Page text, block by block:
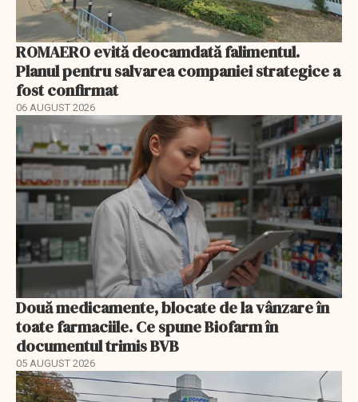
ROMAERO evită deocamdată falimentul.
Planul pentru salvarea companiei strategice a
fost confirmat
06 AUGUST 2026
Două medicamente, blocate de la vânzare în
toate farmaciile. Ce spune Biofarm în
documentul trimis BVB
05 AUGUST 2026